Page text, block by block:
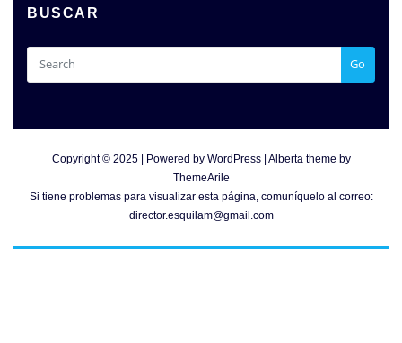
BUSCAR
Go
Copyright © 2025 | Powered by WordPress
Alberta theme by
ThemeArile
Si tiene problemas para visualizar esta página, comuníquelo al correo:
director.esquilam@gmail.com